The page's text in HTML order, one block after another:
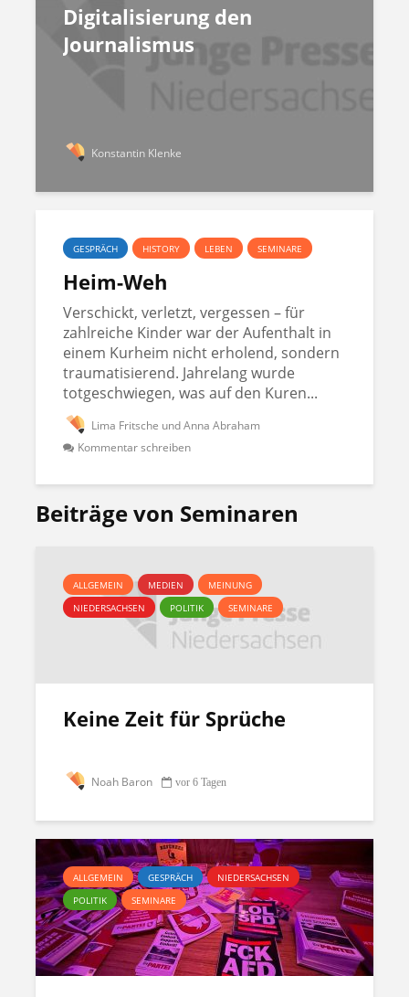
Digitalisierung den
Journalismus
Konstantin Klenke
GESPRÄCH HISTORY LEBEN SEMINARE
Heim-Weh
Verschickt, verletzt, vergessen – für
zahlreiche Kinder war der Aufenthalt in
einem Kurheim nicht erholend, sondern
traumatisierend. Jahrelang wurde
totgeschwiegen, was auf den Kuren...
Lima Fritsche und Anna Abraham
Kommentar schreiben
Beiträge von Seminaren
ALLGEMEIN MEDIEN
MEINUNG
NIEDERSACHSEN
POLITIK SEMINARE
Keine Zeit für Sprüche
Noah Baron vor 6 Tagen
ALLGEMEIN GESPRÄCH
NIEDERSACHSEN
POLITIK
SEMINARE